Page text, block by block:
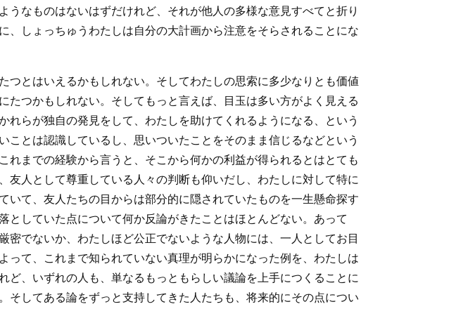
なものはないはずだけれど、それが他人の多様な意見すべてと折り
しょっちゅうわたしは自分の大計画から注意をそらされることにな
とはいえるかもしれない。そしてわたしの思索に多少なりとも価値
つかもしれない。そしてもっと言えば、目玉は多い方がよく見える
らが独自の発見をして、わたしを助けてくれるようになる、という
とは認識しているし、思いついたことをそのまま信じるなどという
までの経験から言うと、そこから何かの利益が得られるとはとても
人として尊重している人々の判断も仰いだし、わたしに対して特に
て、友人たちの目からは部分的に隠されていたものを一生懸命探す
していた点について何か反論がきたことはほとんどない。あって
でないか、わたしほど公正でないような人物には、一人としてお目
て、これまで知られていない真理が明らかになった例を、わたしは
、いずれの人も、単なるもっともらしい議論を上手につくることに
してある論をずっと支持してきた人たちも、将来的にその点につい